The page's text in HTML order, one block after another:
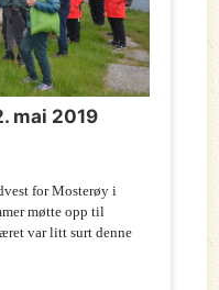
mai 2019
for Mosterøy i
møtte opp til
var litt surt denne